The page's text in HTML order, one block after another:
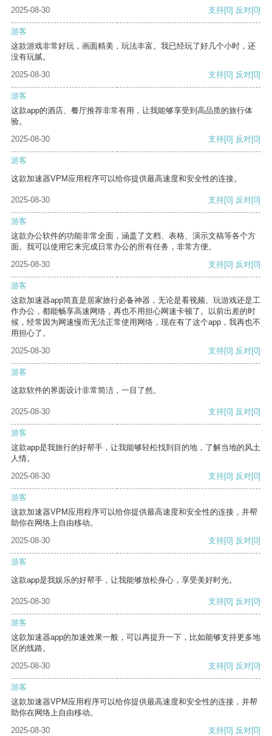
2025-08-30
支持[0] 反对[0]
游客
这款游戏非常好玩，画面精美，玩法丰富。我已经玩了好几个小时，还
没有玩腻。
2025-08-30
支持[0] 反对[0]
游客
这款app的酒店、餐厅推荐非常有用，让我能够享受到高品质的旅行体
验。
2025-08-30
支持[0] 反对[0]
游客
这款加速器VPM应用程序可以给你提供最高速度和安全性的连接。
2025-08-30 支持[0] 反对[0]
游客
这款办公软件的功能非常全面，涵盖了文档、表格、演示文稿等各个方
面。我可以使用它来完成日常办公的所有任务，非常方便。
2025-08-30
支持[0] 反对[0]
游客
这款加速器app简直是居家旅行必备神器，无论是看视频、玩游戏还是工
作办公，都能畅享高速网络，再也不用担心网速卡顿了。以前出差的时
候，经常因为网速慢而无法正常使用网络，现在有了这个app，我再也不
用担心了。
2025-08-30
支持[0] 反对[0]
游客
这款软件的界面设计非常简洁，一目了然。
2025-08-30 支持[0] 反对[0]
游客
这款app是我旅行的好帮手，让我能够轻松找到目的地，了解当地的风土
人情。
2025-08-30
支持[0] 反对[0]
游客
这款加速器VPM应用程序可以给你提供最高速度和安全性的连接，并帮
助你在网络上自由移动。
2025-08-30
支持[0] 反对[0]
游客
这款app是我娱乐的好帮手，让我能够放松身心，享受美好时光。
2025-08-30 支持[0] 反对[0]
游客
这款加速器app的加速效果一般，可以再提升一下，比如能够支持更多地
区的线路。
2025-08-30
支持[0] 反对[0]
游客
这款加速器VPM应用程序可以给你提供最高速度和安全性的连接，并帮
助你在网络上自由移动。
2025-08-30
支持[0] 反对[0]